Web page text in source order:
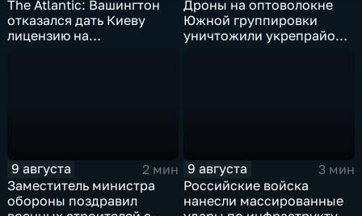
The Atlantic: Вашингтон
отказался дать Киеву
лицензию на
Дроны на оптоволокне
Южной группировки
уничтожили укрепрайон
9 августа
2 мин
Заместитель министра
обороны поздравил
9 августа
3 мин
Российские войска
нанесли массированные